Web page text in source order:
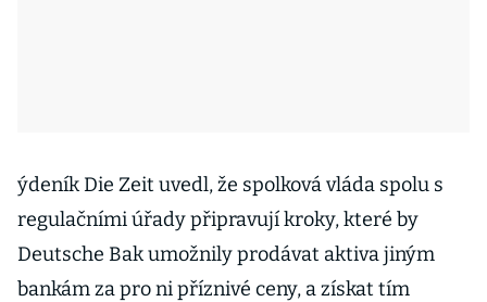
ýdeník Die Zeit uvedl, že spolková vláda spolu s
regulačními úřady připravují kroky, které by
Deutsche Bak umožnily prodávat aktiva jiným
bankám za pro ni příznivé ceny, a získat tím